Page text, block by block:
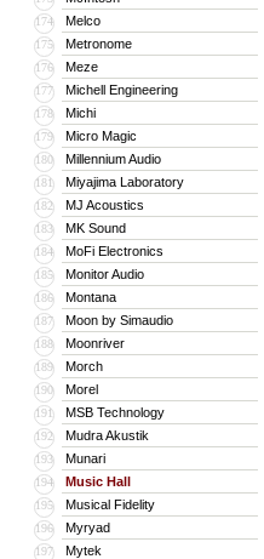
174 Melco
175 Metronome
176 Meze
177 Michell Engineering
178 Michi
179 Micro Magic
180 Millennium Audio
181 Miyajima Laboratory
182 MJ Acoustics
183 MK Sound
184 MoFi Electronics
185 Monitor Audio
186 Montana
187 Moon by Simaudio
188 Moonriver
189 Morch
190 Morel
191 MSB Technology
192 Mudra Akustik
193 Munari
194 Music Hall
195 Musical Fidelity
196 Myryad
197 Mytek